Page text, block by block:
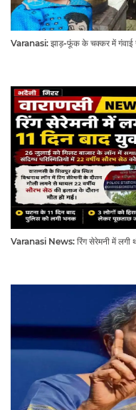
Varanasi: झाड़-फूंक के चक्कर में गंवाई
Varanasi News: रिंग सेरेमनी में लगी